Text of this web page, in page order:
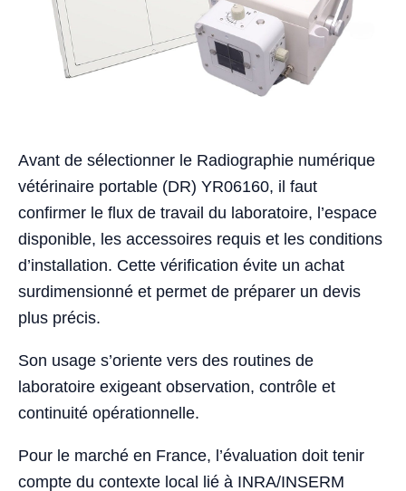
Avant de sélectionner le Radiographie numérique
vétérinaire portable (DR) YR06160, il faut
confirmer le flux de travail du laboratoire, l’espace
disponible, les accessoires requis et les conditions
d’installation. Cette vérification évite un achat
surdimensionné et permet de préparer un devis
plus précis.
Son usage s’oriente vers des routines de
laboratoire exigeant observation, contrôle et
continuité opérationnelle.
Pour le marché en France, l’évaluation doit tenir
compte du contexte local lié à INRA/INSERM